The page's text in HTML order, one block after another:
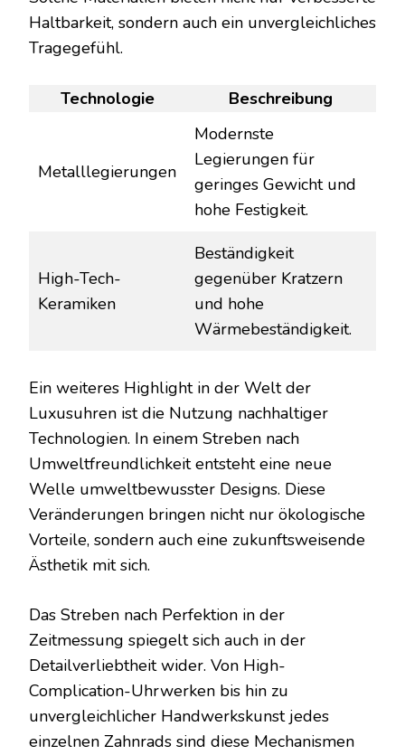
Haltbarkeit, sondern auch ein unvergleichliches
Tragegefühl.
Technologie Beschreibung
Metalllegierungen
Modernste
Legierungen für
geringes Gewicht und
hohe Festigkeit.
High-Tech-
Keramiken
Beständigkeit
gegenüber Kratzern
und hohe
Wärmebeständigkeit.
Ein weiteres Highlight in der Welt der
Luxusuhren ist die Nutzung nachhaltiger
Technologien. In einem Streben nach
Umweltfreundlichkeit entsteht eine neue
Welle umweltbewusster Designs. Diese
Veränderungen bringen nicht nur ökologische
Vorteile, sondern auch eine zukunftsweisende
Ästhetik mit sich.
Das Streben nach Perfektion in der
Zeitmessung spiegelt sich auch in der
Detailverliebtheit wider. Von High-
Complication-Uhrwerken bis hin zu
unvergleichlicher Handwerkskunst jedes
einzelnen Zahnrads sind diese Mechanismen